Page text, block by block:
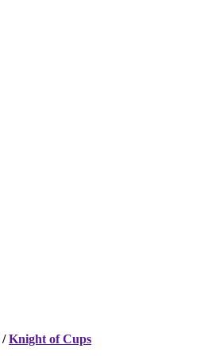
/Knight of Cups